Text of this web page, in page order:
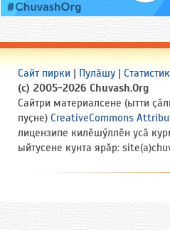
Сайт пирки | Пулӑшу |
(c) 2005-2026 Chuvash.Org
Сайтри материалсене (ытти
пуҫне) CreativeCommons
лицензипе килӗшӳллӗн усӑ
ыйтусене кунта ярӑр: